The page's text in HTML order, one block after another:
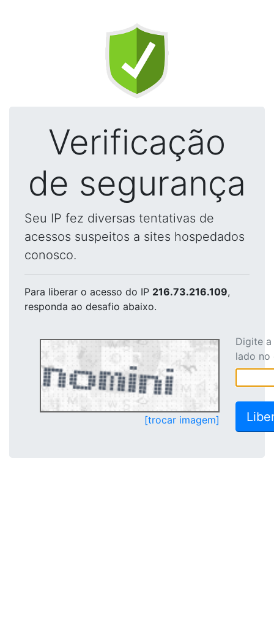
Verificação
de segurança
Seu IP fez diversas tentativas de
acessos suspeitos a sites hospedados
conosco.
Para liberar o acesso do IP 216.73.216.109,
responda ao desafio abaixo.
[trocar imagem]
Digite
lado no